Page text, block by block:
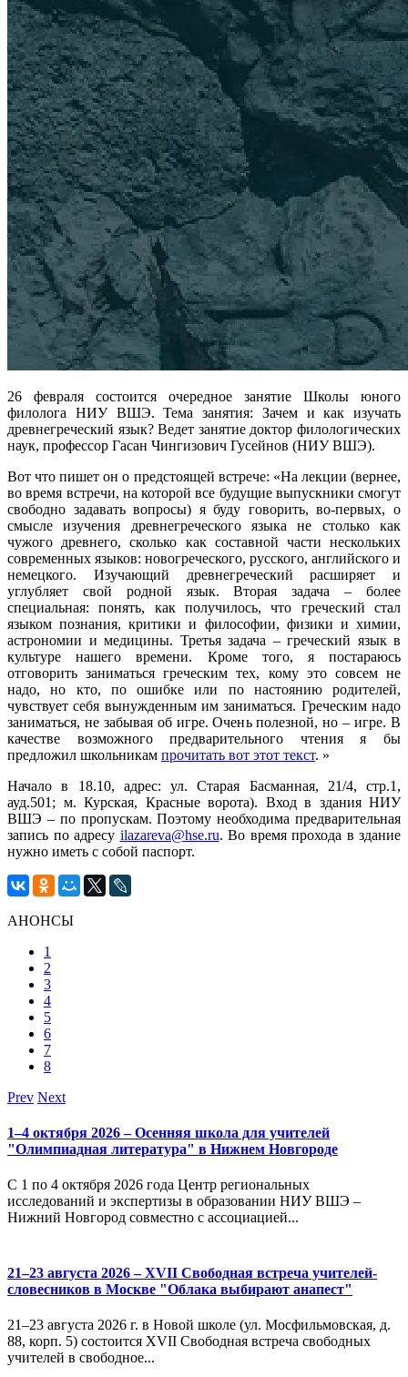
26 февраля состоится очередное занятие Школы юного
филолога НИУ ВШЭ. Тема занятия: Зачем и как изучать
древнегреческий язык? Ведет занятие доктор филологических
наук, профессор Гасан Чингизович Гусейнов (НИУ ВШЭ).
Вот что пишет он о предстоящей встрече: «На лекции (вернее,
во время встречи, на которой все будущие выпускники смогут
свободно задавать вопросы) я буду говорить, во-первых, о
смысле изучения древнегреческого языка не столько как
чужого древнего, сколько как составной части нескольких
современных языков: новогреческого, русского, английского и
немецкого. Изучающий древнегреческий расширяет и
углубляет свой родной язык. Вторая задача – более
специальная: понять, как получилось, что греческий стал
языком познания, критики и философии, физики и химии,
астрономии и медицины. Третья задача – греческий язык в
культуре нашего времени. Кроме того, я постараюсь
отговорить заниматься греческим тех, кому это совсем не
надо, но кто, по ошибке или по настоянию родителей,
чувствует себя вынужденным им заниматься. Греческим надо
заниматься, не забывая об игре. Очень полезной, но – игре. В
качестве возможного предварительного чтения я бы
предложил школьникам прочитать вот этот текст. »
Начало в 18.10, адрес: ул. Старая Басманная, 21/4, стр.1,
ауд.501; м. Курская, Красные ворота). Вход в здания НИУ
ВШЭ – по пропускам. Поэтому необходима предварительная
запись по адресу ilazareva@hse.ru. Во время прохода в здание
нужно иметь с собой паспорт.
АНОНСЫ
1
2
3
4
5
6
7
8
Prev Next
1–4 октября 2026 – Осенняя школа для учителей
"Олимпиадная литература" в Нижнем Новгороде
С 1 по 4 октября 2026 года Центр региональных
исследований и экспертизы в образовании НИУ ВШЭ –
Нижний Новгород совместно с ассоциацией...
21–23 августа 2026 – XVII Свободная встреча учителей-
словесников в Москве "Облака выбирают анапест"
21–23 августа 2026 г. в Новой школе (ул. Мосфильмовская, д.
88, корп. 5) состоится XVII Свободная встреча свободных
учителей в свободное...